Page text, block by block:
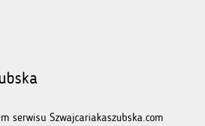
serwisu Szwajcariakaszubska.com